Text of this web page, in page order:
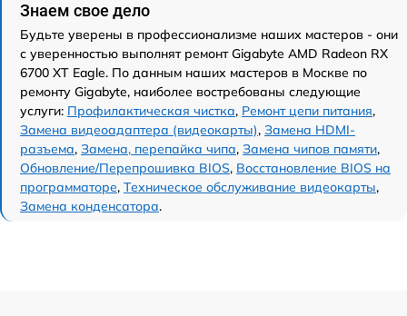
Знаем свое дело
Будьте уверены в профессионализме наших мастеров - они
с уверенностью выполнят ремонт Gigabyte AMD Radeon RX
6700 XT Eagle. По данным наших мастеров в Москве по
ремонту Gigabyte, наиболее востребованы следующие
услуги: Профилактическая чистка, Ремонт цепи питания,
Замена видеоадаптера (видеокарты), Замена HDMI-
разъема, Замена, перепайка чипа, Замена чипов памяти,
Обновление/Перепрошивка BIOS, Восстановление BIOS на
программаторе, Техническое обслуживание видеокарты,
Замена конденсатора.